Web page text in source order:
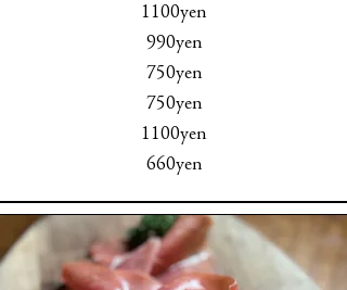
1100yen
990yen
750yen
750yen
1100yen
660yen